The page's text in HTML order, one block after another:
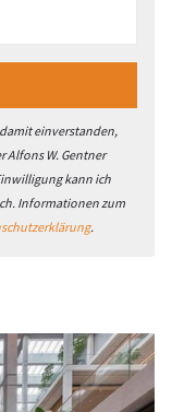
einverstanden,
Alfons W. Gentner
kann ich
Informationen zum
.